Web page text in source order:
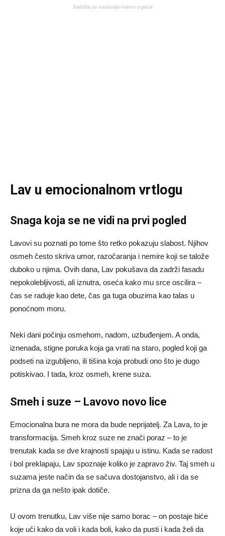
Sadržaj se nastavlja nakon oglasa
Lav u emocionalnom vrtlogu
Snaga koja se ne vidi na prvi pogled
Lavovi su poznati po tome što retko pokazuju slabost. Njihov
osmeh često skriva umor, razočaranja i nemire koji se talože
duboko u njima. Ovih dana, Lav pokušava da zadrži fasadu
nepokolebljivosti, ali iznutra, oseća kako mu srce oscilira –
čas se raduje kao dete, čas ga tuga obuzima kao talas u
ponoćnom moru.
Neki dani počinju osmehom, nadom, uzbuđenjem. A onda,
iznenada, stigne poruka koja ga vrati na staro, pogled koji ga
podseti na izgubljeno, ili tišina koja probudi ono što je dugo
potiskivao. I tada, kroz osmeh, krene suza.
Smeh i suze – Lavovo novo lice
Emocionalna bura ne mora da bude neprijatelj. Za Lava, to je
transformacija. Smeh kroz suze ne znači poraz – to je
trenutak kada se dve krajnosti spajaju u istinu. Kada se radost
i bol preklapaju, Lav spoznaje koliko je zapravo živ. Taj smeh u
suzama jeste način da se sačuva dostojanstvo, ali i da se
prizna da ga nešto ipak dotiče.
U ovom trenutku, Lav više nije samo borac – on postaje biće
koje uči kako da voli i kada boli, kako da pusti i kada želi da